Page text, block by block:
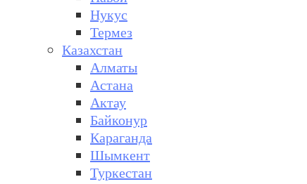
Нукус
Термез
Казахстан
Алматы
Астана
Актау
Байконур
Караганда
Шымкент
Туркестан